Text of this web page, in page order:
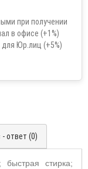
при получении
в офисе (+1%)
для Юр.лиц (+5%)
- ответ (0)
быстрая стирка;